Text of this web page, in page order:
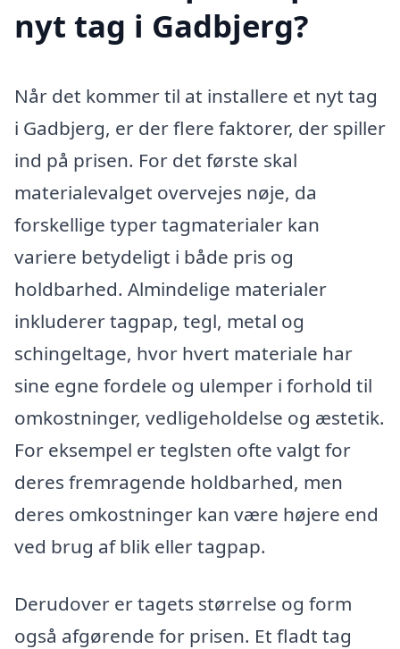
nyt tag i Gadbjerg?
Når det kommer til at installere et nyt tag
i Gadbjerg, er der flere faktorer, der spiller
ind på prisen. For det første skal
materialevalget overvejes nøje, da
forskellige typer tagmaterialer kan
variere betydeligt i både pris og
holdbarhed. Almindelige materialer
inkluderer tagpap, tegl, metal og
schingeltage, hvor hvert materiale har
sine egne fordele og ulemper i forhold til
omkostninger, vedligeholdelse og æstetik.
For eksempel er teglsten ofte valgt for
deres fremragende holdbarhed, men
deres omkostninger kan være højere end
ved brug af blik eller tagpap.
Derudover er tagets størrelse og form
også afgørende for prisen. Et fladt tag